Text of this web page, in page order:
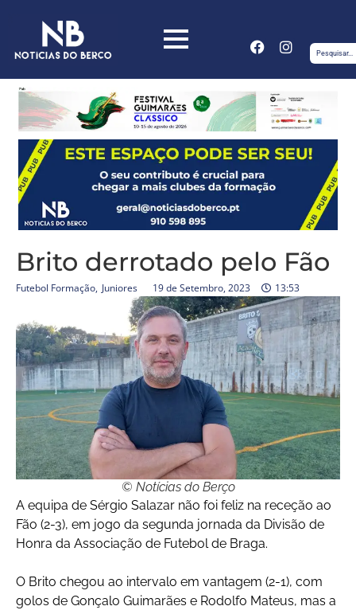
Brito derrotado pelo Fão
Futebol Formação, Juniores 19 de Setembro, 2023 13:53
© Notícias do Berço
A equipa de Sérgio Salazar não foi feliz na receção ao
Fão (2-3), em jogo da segunda jornada da Divisão de
Honra da Associação de Futebol de Braga.
O Brito chegou ao intervalo em vantagem (2-1), com
golos de Gonçalo Guimarães e Rodolfo Mateus, mas a